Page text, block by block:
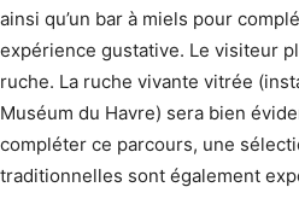
ainsi qu’un bar à miels pour
expérience gustative. Le visiteur
ruche. La ruche vivante vitrée
Muséum du Havre) sera bien
compléter ce parcours, une
traditionnelles sont également